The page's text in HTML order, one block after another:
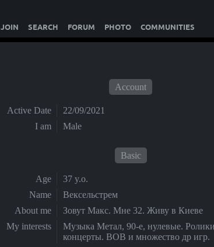
JOIN SEARCH FORUM PHOTO COMMUNITIES
Account
Active Date
22/09/2021
I am
Male
Basic
Age
37 y.o.
Name
Вексельстрем
About me
Зовут Макс. Мне 32. Живу в Киеве
My interests
Музыка Метал, 90-е, нулевые.
концерты. ВОВ и множество др игр.